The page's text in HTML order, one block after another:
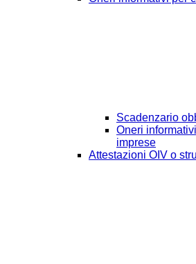
Scadenzario
Oneri
imprese
Attestazioni OIV o